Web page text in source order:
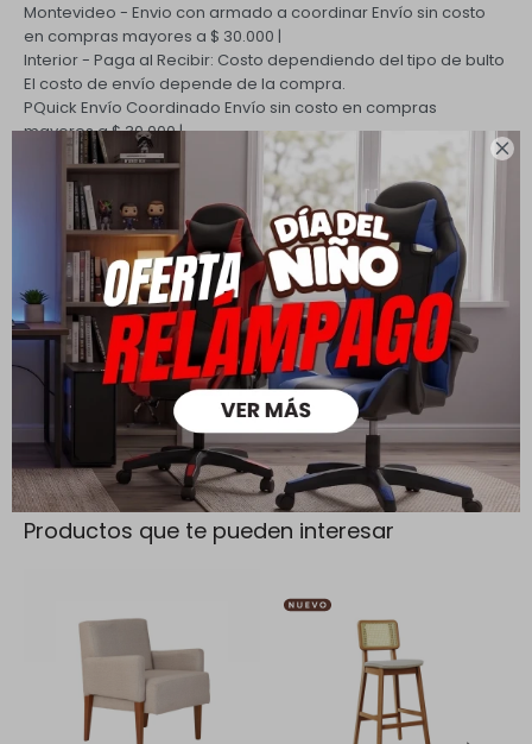

Montevideo - Envio con armado a coordinarEnvío sin costo
en compras mayores a $ 30.000 |
Interior - Paga al Recibir: Costo dependiendo del tipo de bulto
El costo de envío depende de la compra.
PQuick Envío Coordinado Envío sin costo en compras
mayores a $ 30.000 |
Cambios y Devoluciones
Todas las compras realizadas tienen un plazo de 5 días para
su cambio.
Ver mas
Medios de pago
Productos que te pueden interesar